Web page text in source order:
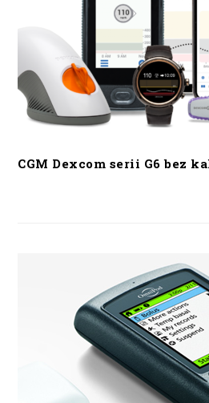
CGM Dexcom serii G6 bez